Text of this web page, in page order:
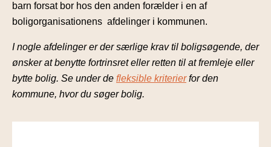
barn forsat bor hos den anden forælder i en af
boligorganisationens afdelinger i kommunen.
I nogle afdelinger er der særlige krav til boligsøgende, der
ønsker at benytte fortrinsret eller retten til at fremleje eller
bytte bolig. Se under de fleksible kriterierfor den
kommune, hvor du søger bolig.